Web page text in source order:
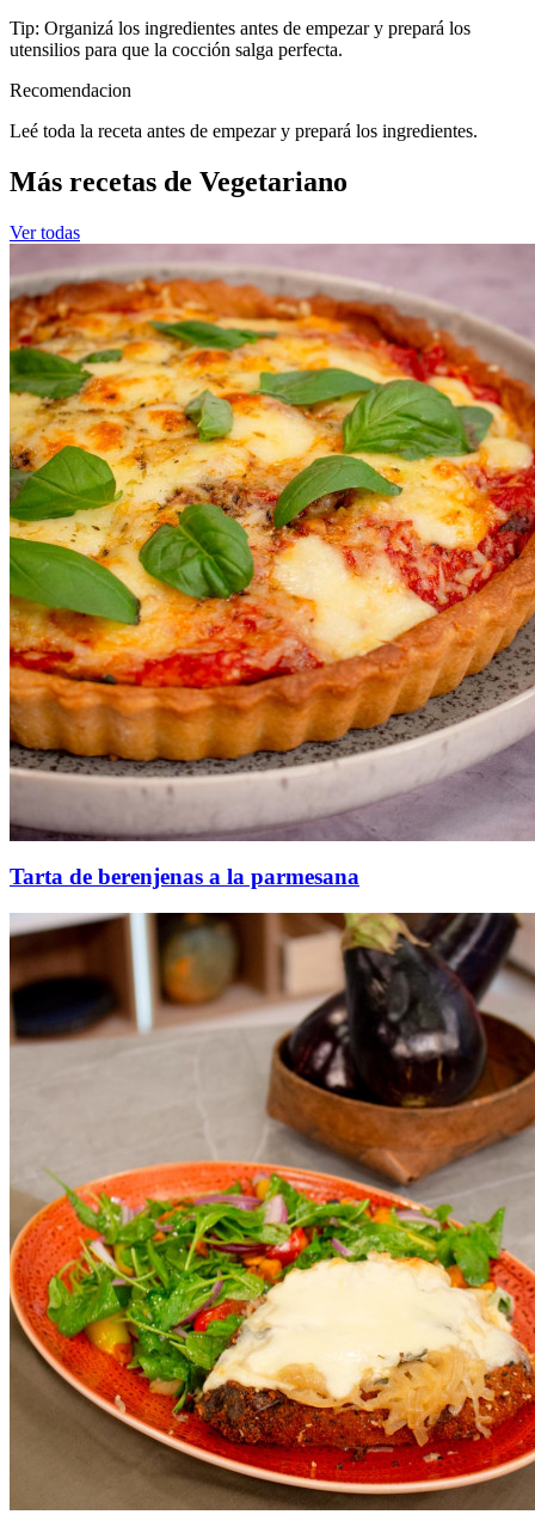
Tip: Organizá los ingredientes antes de empezar y prepará los
utensilios para que la cocción salga perfecta.
Recomendacion
Leé toda la receta antes de empezar y prepará los ingredientes.
Más recetas de Vegetariano
Ver todas
Tarta de berenjenas a la parmesana